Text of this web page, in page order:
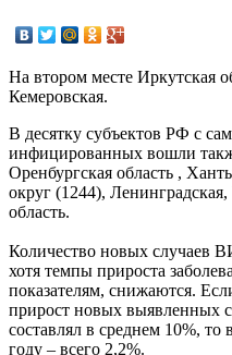
На втором месте Иркутская
Кемеровская.
В десятку субъектов РФ с
инфицированных вошли
Оренбургская область ,
округ (1244),
область.
Количество новых случаев
хотя темпы прироста
показателям, снижаются.
прирост новых выявленных
составлял в среднем 10%,
году – всего 2,2%.